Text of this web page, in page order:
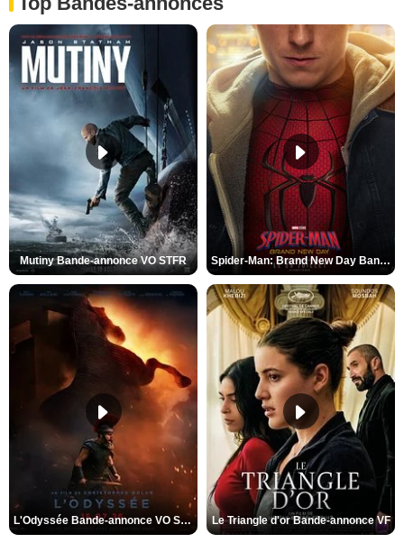
Mutiny Bande-annonce VO STFR Spider-Man: Brand New Day Bande-annonce VO STFR
L'Odyssée Bande-annonce VO STFR Le Triangle d'or Bande-annonce VF